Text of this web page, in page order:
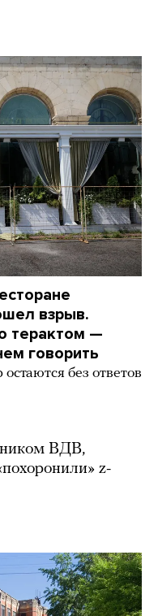
взрыв.
терактом —
говорить
без ответов
ВДВ,
z-